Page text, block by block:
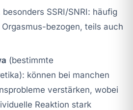
besonders SSRI/SNRI: häufig
bezogen, teils auch
(bestimmte
können bei manchen
verstärken, wobei
Reaktion stark